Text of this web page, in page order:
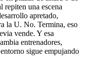
repiten una escena
apretado,
la U. No. Termina, eso
vende. Y esa
entrenadores,
sigue empujando